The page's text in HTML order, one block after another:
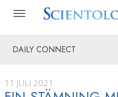
DAILY CONNECT
11 JULI 2021